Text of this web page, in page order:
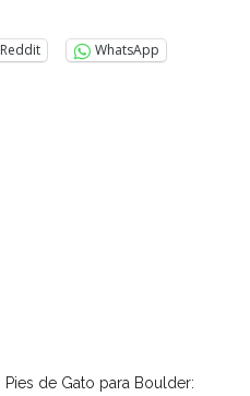
Reddit
WhatsApp
Pies de Gato para Boulder: